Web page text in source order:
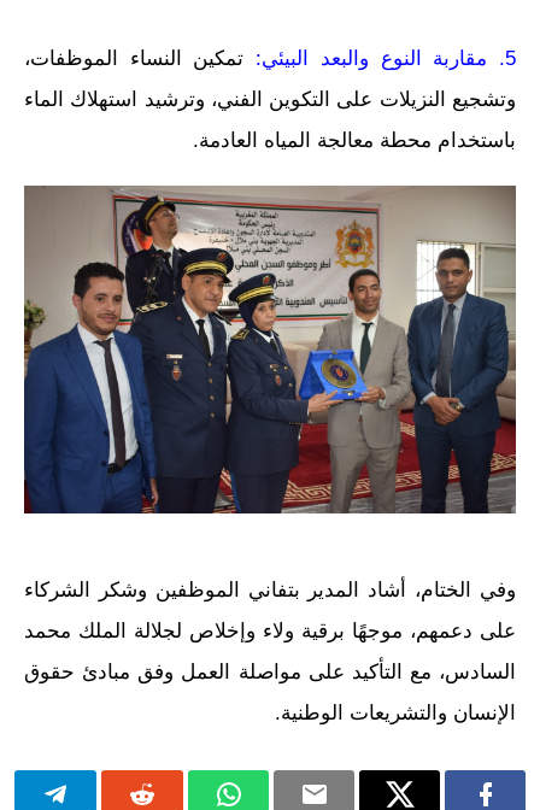
5. مقاربة النوع والبعد البيئي:
تمكين النساء الموظفات،
وتشجيع النزيلات على التكوين الفني، وترشيد استهلاك الماء
باستخدام محطة معالجة المياه العادمة.
وفي الختام، أشاد المدير بتفاني الموظفين وشكر الشركاء
على دعمهم، موجهًا برقية ولاء وإخلاص لجلالة الملك محمد
السادس، مع التأكيد على مواصلة العمل وفق مبادئ حقوق
الإنسان والتشريعات الوطنية.